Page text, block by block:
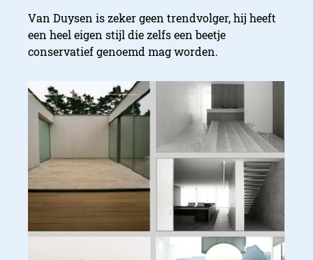
Van Duysen is zeker geen trendvolger, hij heeft
een heel eigen stijl die zelfs een beetje
conservatief genoemd mag worden.